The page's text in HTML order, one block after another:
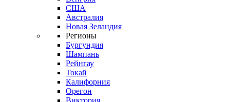
США
Австралия
Новая Зеландия
Регионы
Бургундия
Шампань
Рейнгау
Токай
Калифорния
Орегон
Виктория